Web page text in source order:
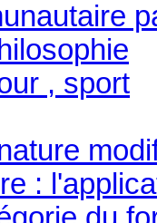
, sport
: